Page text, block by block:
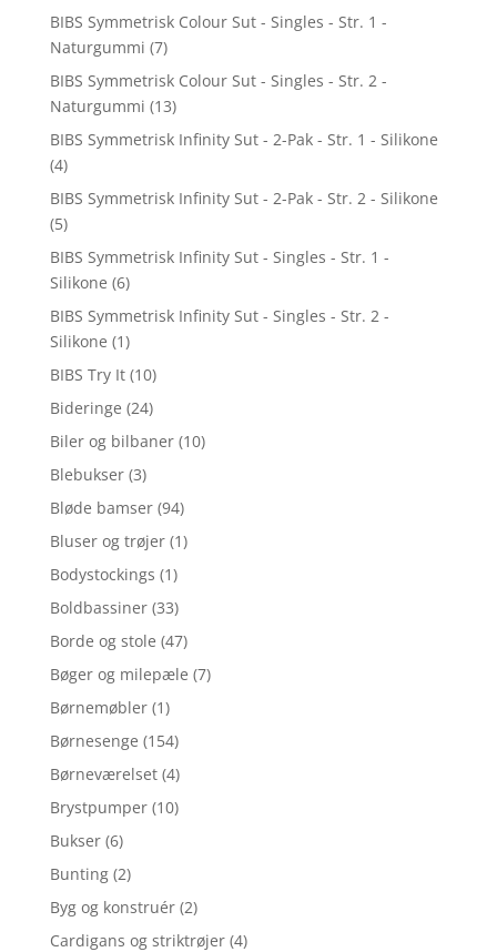
BIBS Symmetrisk Colour Sut - Singles - Str. 1 -
Naturgummi (7)
BIBS Symmetrisk Colour Sut - Singles - Str. 2 -
Naturgummi (13)
BIBS Symmetrisk Infinity Sut - 2-Pak - Str. 1 - Silikone
(4)
BIBS Symmetrisk Infinity Sut - 2-Pak - Str. 2 - Silikone
(5)
BIBS Symmetrisk Infinity Sut - Singles - Str. 1 -
Silikone (6)
BIBS Symmetrisk Infinity Sut - Singles - Str. 2 -
Silikone (1)
BIBS Try It (10)
Bideringe (24)
Biler og bilbaner (10)
Blebukser (3)
Bløde bamser (94)
Bluser og trøjer (1)
Bodystockings (1)
Boldbassiner (33)
Borde og stole (47)
Bøger og milepæle (7)
Børnemøbler (1)
Børnesenge (154)
Børneværelset (4)
Brystpumper (10)
Bukser (6)
Bunting (2)
Byg og konstruér (2)
Cardigans og striktrøjer (4)